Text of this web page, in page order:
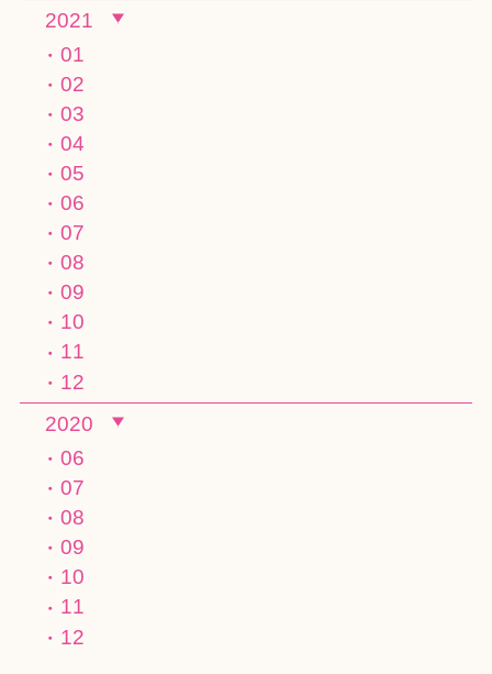
2021
01
02
03
04
05
06
07
08
09
10
11
12
2020
06
07
08
09
10
11
12